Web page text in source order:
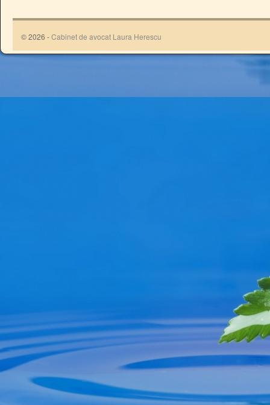
© 2026 -Cabinet de avocat Laura Herescu